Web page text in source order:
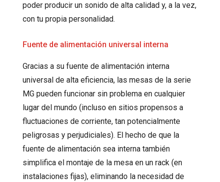
poder producir un sonido de alta calidad y, a la vez,
con tu propia personalidad.
Fuente de alimentación universal interna
Gracias a su fuente de alimentación interna
universal de alta eficiencia, las mesas de la serie
MG pueden funcionar sin problema en cualquier
lugar del mundo (incluso en sitios propensos a
fluctuaciones de corriente, tan potencialmente
peligrosas y perjudiciales). El hecho de que la
fuente de alimentación sea interna también
simplifica el montaje de la mesa en un rack (en
instalaciones fijas), eliminando la necesidad de